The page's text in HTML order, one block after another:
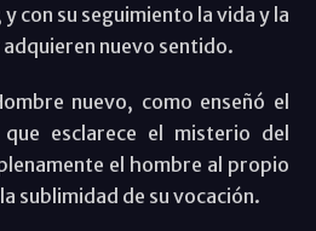
con su seguimiento la vida y la
nuevo sentido.
nuevo, como enseñó el
esclarece el misterio del
el hombre al propio
sublimidad de su vocación.